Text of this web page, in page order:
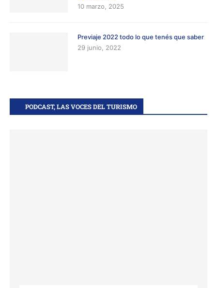
10 marzo, 2025
Previaje 2022 todo lo que tenés que saber
29 junio, 2022
PODCAST, LAS VOCES DEL TURISMO